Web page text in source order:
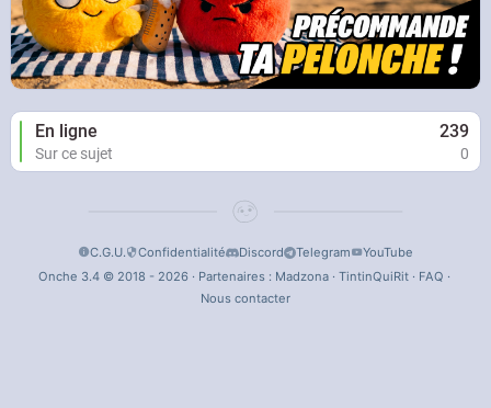
En ligne 239
Sur ce sujet 0
C.G.U. Confidentialité Discord Telegram
YouTube
Onche 3.4 © 2018 - 2026 · Partenaires : Madzona· TintinQuiRit· FAQ ·
Nous contacter